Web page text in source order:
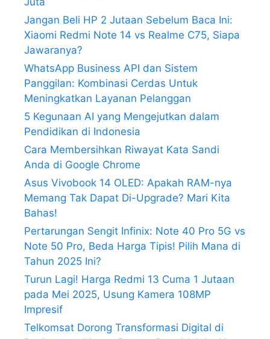
Jangan Beli HP 2 Jutaan Sebelum Baca Ini:
Xiaomi Redmi Note 14 vs Realme C75, Siapa
Jawaranya?
WhatsApp Business API dan Sistem
Panggilan: Kombinasi Cerdas Untuk
Meningkatkan Layanan Pelanggan
5 Kegunaan AI yang Mengejutkan dalam
Pendidikan di Indonesia
Cara Membersihkan Riwayat Kata Sandi
Anda di Google Chrome
Asus Vivobook 14 OLED: Apakah RAM-nya
Memang Tak Dapat Di-Upgrade? Mari Kita
Bahas!
Pertarungan Sengit Infinix: Note 40 Pro 5G vs
Note 50 Pro, Beda Harga Tipis! Pilih Mana di
Tahun 2025 Ini?
Turun Lagi! Harga Redmi 13 Cuma 1 Jutaan
pada Mei 2025, Usung Kamera 108MP
Impresif
Telkomsat Dorong Transformasi Digital di